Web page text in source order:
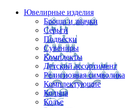
Ювелирные изделия
Броши и значки
Серьги
Подвески
Сувениры
Комплекты
Детский ассортимент
Религиозная символика
Комплектующие
Кольца
Колье